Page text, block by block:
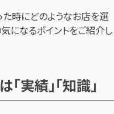
た時にどのようなお店を選
になるポイントをご紹介し
実績」「知識」